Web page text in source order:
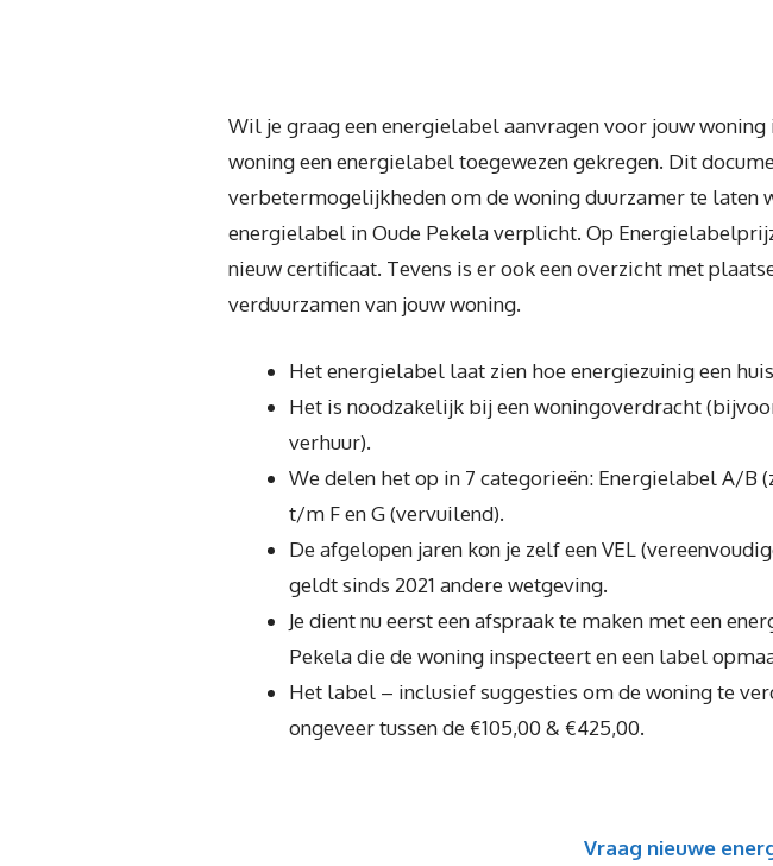
Wil je graag een energielabel aanvragen voor jouw woning
woning een energielabel toegewezen gekregen. Dit
verbetermogelijkheden om de woning duurzamer te laten
energielabel in Oude Pekela verplicht. Op
nieuw certificaat. Tevens is er ook een overzicht met
verduurzamen van jouw woning.
Het energielabel laat zien hoe energiezuinig een
Het is noodzakelijk bij een woningoverdracht
verhuur).
We delen het op in 7 categorieën: Energielabel A/B
t/m F en G (vervuilend).
De afgelopen jaren kon je zelf een VEL
geldt sinds 2021 andere wetgeving.
Je dient nu eerst een afspraak te maken met een
Pekela die de woning inspecteert en een label
Het label – inclusief suggesties om de woning te
ongeveer tussen de €105,00 & €425,00.
Vraag nieuwe